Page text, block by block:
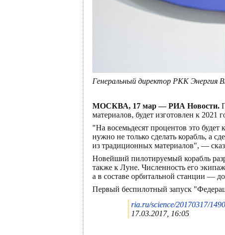
Генеральный директор РКК Энергия
МОСКВА, 17 мар — РИА Новости.
материалов, будет изготовлен к
"На восемьдесят процентов это
нужно не только сделать корабль, а
из традиционных материалов", —
Новейший пилотируемый корабль
также к Луне. Численность его
а в составе орбитальной станции —
Первый беспилотный запуск
ria.ru/science/20170317/
17.03.2017, 16:05